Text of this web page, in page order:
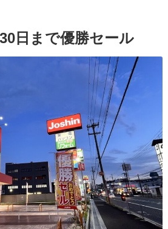
日まで優勝セール